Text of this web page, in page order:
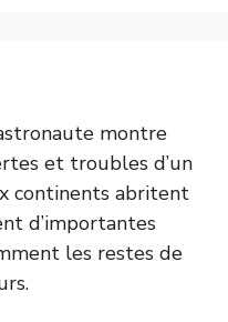
montre
et troubles d’un
continents abritent
d’importantes
les restes de